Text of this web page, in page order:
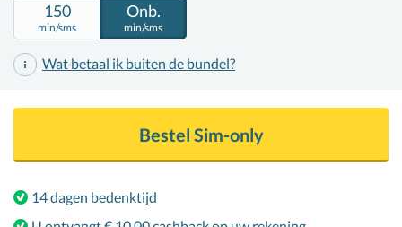
150
min/sms
Onb.
min/sms
Wat betaal ik buiten de bundel?
Bestel Sim-only
14 dagen bedenktijd